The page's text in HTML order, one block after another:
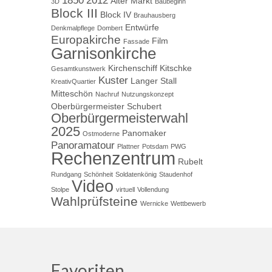
Block III Block IV Brauhausberg
Denkmalpflege Dombert Entwürfe
Europakirche Fassade Film
Garnisonkirche
Gesamtkunstwerk Kirchenschiff Kitschke
KreativQuartier Kuster Langer Stall
Mitteschön Nachruf Nutzungskonzept
Oberbürgermeister Schubert
Oberbürgermeisterwahl
2025 Ostmoderne Panomaker
Panoramatour Plattner Potsdam PWG
Rechenzentrum Rubelt
Rundgang Schönheit Soldatenkönig Staudenhof
Stolpe Video virtuell Vollendung
Wahlprüfsteine Wernicke Wettbewerb